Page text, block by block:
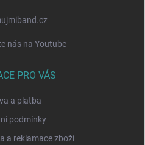
nás na Youtube
PRO VÁS
a platba
podmínky
a reklamace zboží